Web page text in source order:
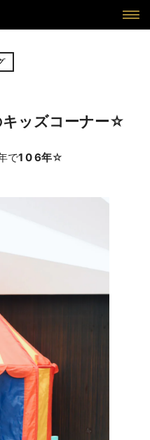
挙式
DRESS
PLAN
CONTACT
お問い合わせ
-1131
） / 土日 10:00-19:00
キッズコーナー☆
で1 0 6年☆